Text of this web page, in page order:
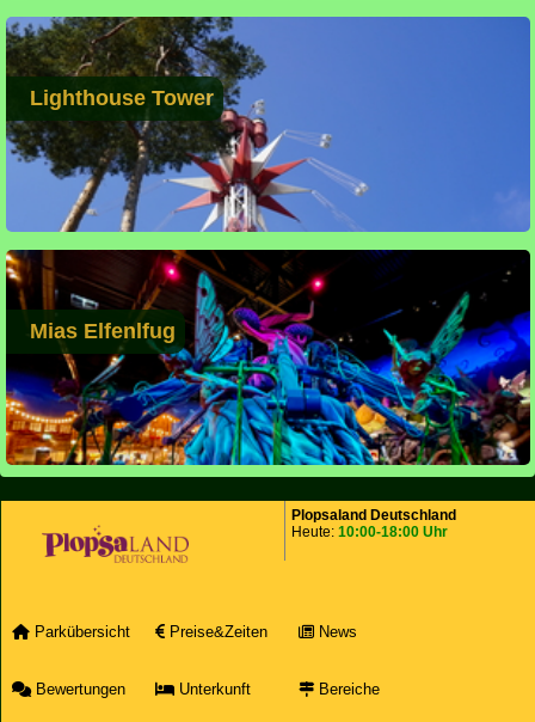
Lighthouse Tower
Mias Elfenlfug
Plopsaland Deutschland
Heute: 10:00-18:00 Uhr
Parkübersicht Preise&Zeiten News
Bewertungen Unterkunft Bereiche